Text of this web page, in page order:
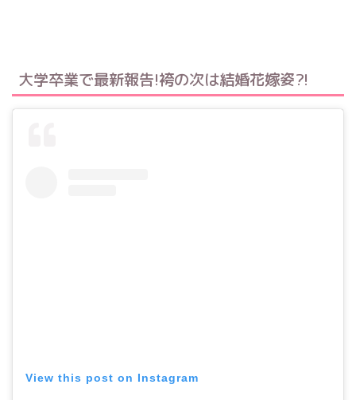
大学卒業で最新報告!袴の次は結婚花嫁姿?!
View this post on Instagram